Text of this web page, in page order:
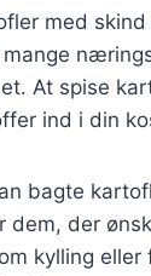
med
At spise
ind i din
bagte
dem, der
kylling